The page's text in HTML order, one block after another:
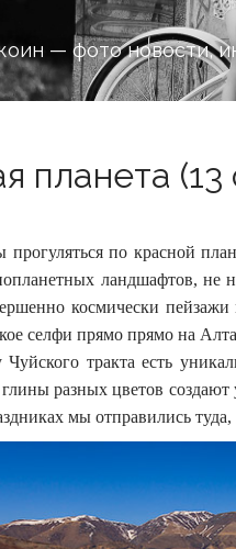
— фото новости,
планета (13
прогуляться по красной
ландшафтов, не
космически
селфи прямо прямо на
Чуйского тракта есть
разных цветов
мы отправились